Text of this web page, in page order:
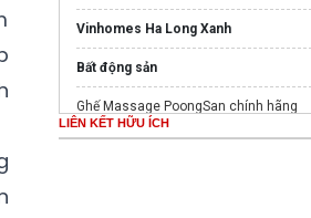
Vinhomes Ha Long Xanh
Bất động sản
Ghế Massage PoongSan chính hãng
poongsankorea.vn
LIÊN KẾT HỮU ÍCH